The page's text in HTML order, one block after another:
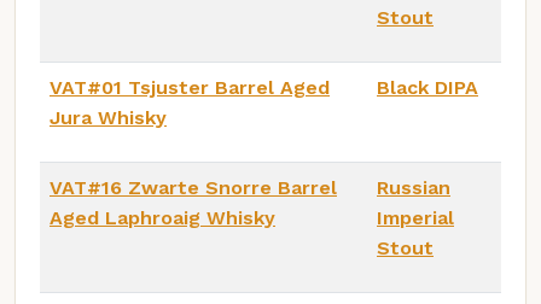
Stout
VAT#01 Tsjuster Barrel Aged
Jura Whisky
Black DIPA
VAT#16 Zwarte Snorre Barrel
Aged Laphroaig Whisky
Russian
Imperial
Stout